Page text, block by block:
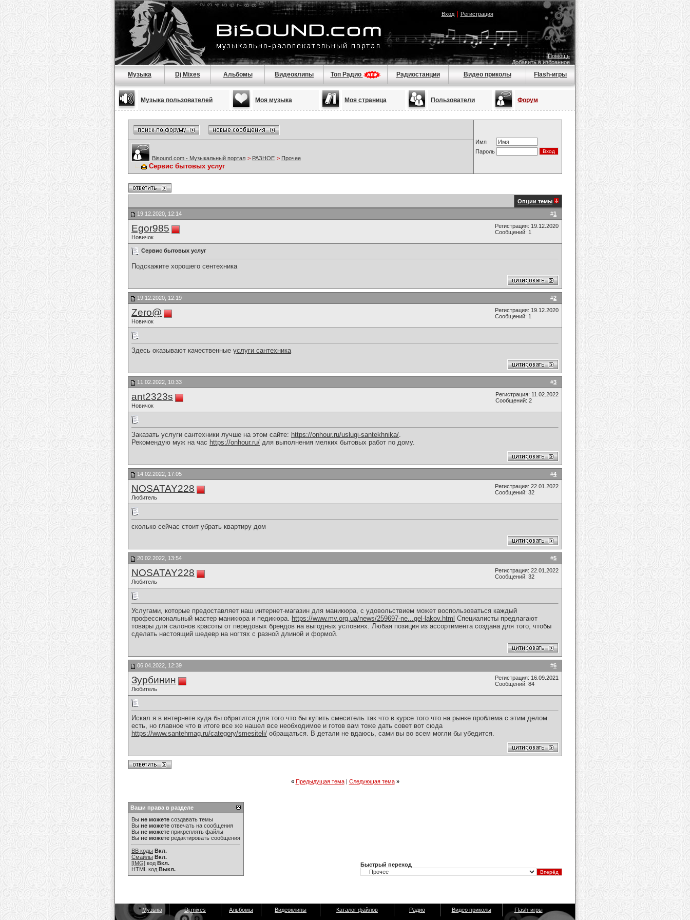
Вход| Регистрация
Помощь
Добавить в избранное
Музыка Dj Mixes Альбомы Видеоклипы Топ Радио Радиостанции Видео приколы Flash-игры
Музыка пользователей Моя музыка Моя страница Пользователи Форум
Имя
Пароль
Bisound.com - Музыкальный портал > РАЗНОЕ > Прочее
Сервис бытовых услуг
Опции темы
#1
19.12.2020, 12:14
Egor985
Новичок
Регистрация: 19.12.2020
Сообщений: 1
Сервис бытовых услуг
Подскажите хорошего сентехника
#2
19.12.2020, 12:19
Zero@
Новичок
Регистрация: 19.12.2020
Сообщений: 1
Здесь оказывают качественные услуги сантехника
#3
11.02.2022, 10:33
ant2323s
Новичок
Регистрация: 11.02.2022
Сообщений: 2
Заказать услуги сантехники лучше на этом сайте: https://onhour.ru/uslugi-santekhnika/.
Рекомендую муж на час https://onhour.ru/ для выполнения мелких бытовых работ по дому.
#4
14.02.2022, 17:05
NOSATAY228
Любитель
Регистрация: 22.01.2022
Сообщений: 32
сколько сейчас стоит убрать квартиру дом
#5
20.02.2022, 13:54
NOSATAY228
Любитель
Регистрация: 22.01.2022
Сообщений: 32
Услугами, которые предоставляет наш интернет-магазин для маникюра, с удовольствием может воспользоваться каждый
профессиональный мастер маникюра и педикюра. https://www.mv.org.ua/news/259697-ne...gel-lakov.html Специалисты предлагают
товары для салонов красоты от передовых брендов на выгодных условиях. Любая позиция из ассортимента создана для того, чтобы
сделать настоящий шедевр на ногтях с разной длиной и формой.
#6
06.04.2022, 12:39
Зурбинин
Любитель
Регистрация: 16.09.2021
Сообщений: 84
Искал я в интернете куда бы обратится для того что бы купить смеситель так что в курсе того что на рынке проблема с этим делом
есть, но главное что в итоге все же нашел все необходимое и готов вам тоже дать совет вот сюда
https://www.santehmag.ru/category/smesiteli/ обращаться. В детали не вдаюсь, сами вы во всем могли бы убедится.
« Предыдущая тема| Следующая тема »
Ваши права в разделе
Вы не можете создавать темы
Вы не можете отвечать на сообщения
Вы не можете прикреплять файлы
Вы не можете редактировать сообщения
BB коды Вкл.
Смайлы Вкл.
[IMG] код Вкл.
HTML код Выкл.
Быстрый переход
Музыка Dj mixes Альбомы Видеоклипы Каталог файлов Радио Видео приколы Flash-игры